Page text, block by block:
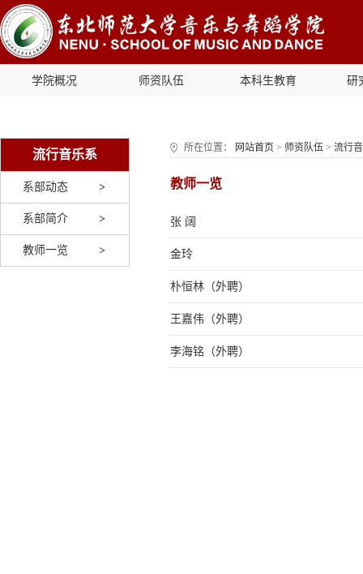
学院概况 师资队伍 本科生教育 研
流行音乐系
系部动态
系部简介
教师一览
所在位置： 网站首页 > 师资队伍 > 流行
教师一览
张 阔
金玲
朴恒林（外聘）
王嘉伟（外聘）
李海铭（外聘）